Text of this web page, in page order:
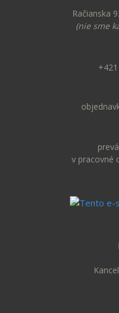
Račianska
(nie sme
v pracovné